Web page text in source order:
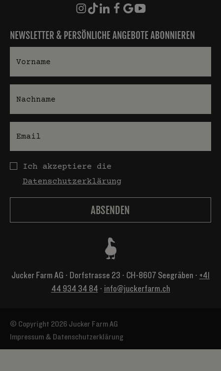
NEWSLETTER & PERSÖNLICHE ANGEBOTE ABONNIEREN
Datenschutz
Ich akzeptiere die
Datenschutzerklärung
Jucker Farm AG ⋅ Dorfstrasse 23 ⋅ CH-8607 Seegräben ⋅ +41
44 934 34 84 ⋅ info@juckerfarm.ch
© Copyright 2026 Jucker Farm AG
Impressum & Datenschutzerklärung